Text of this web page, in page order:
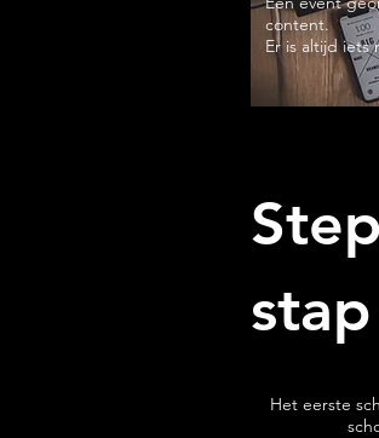
content.
Er is altijd
Het eerste